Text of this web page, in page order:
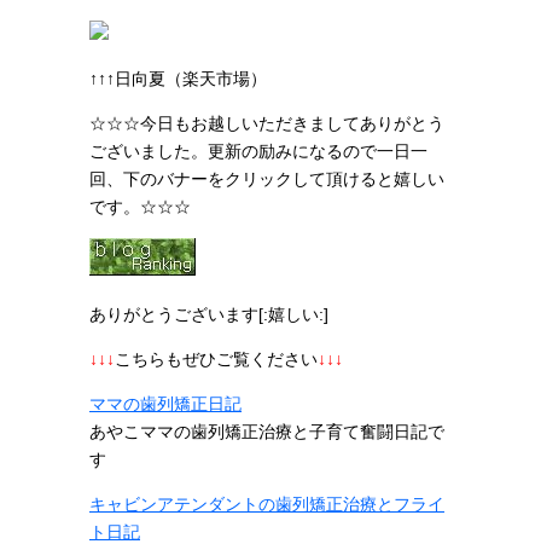
↑↑↑日向夏（楽天市場）
☆☆☆今日もお越しいただきましてありがとう
ございました。更新の励みになるので一日一
回、下のバナーをクリックして頂けると嬉しい
です。☆☆☆
ありがとうございます[:嬉しい:]
↓↓↓ こちらもぜひご覧ください↓↓↓
ママの歯列矯正日記
あやこママの歯列矯正治療と子育て奮闘日記で
す
キャビンアテンダントの歯列矯正治療とフライ
ト日記